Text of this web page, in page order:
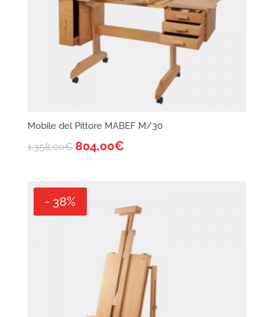
Mobile del Pittore MABEF M/30
1.358,00€ 804,00€
- 38%